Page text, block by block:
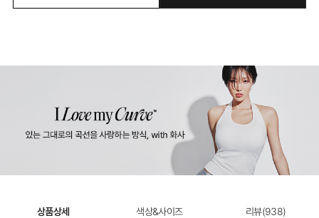
상품상세 색상&사이즈 리뷰(938)